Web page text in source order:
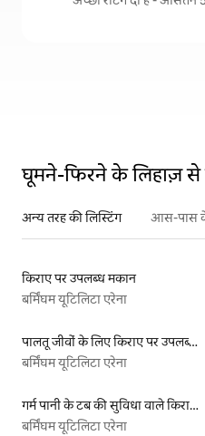
घूमने-फिरने के लिहाज़ से
अन्य तरह की लिस्टिंग आस-पास के
किराए पर उपलब्ध मकान
बर्मिंघम यूटिलिटा एरेना
पालतू जीवों के लिए किराए पर उपलब्ध लिस्टिंग
बर्मिंघम यूटिलिटा एरेना
गर्म पानी के टब की सुविधा वाले किराये पर उपलब्ध यर्ट टेंट
बर्मिंघम यूटिलिटा एरेना